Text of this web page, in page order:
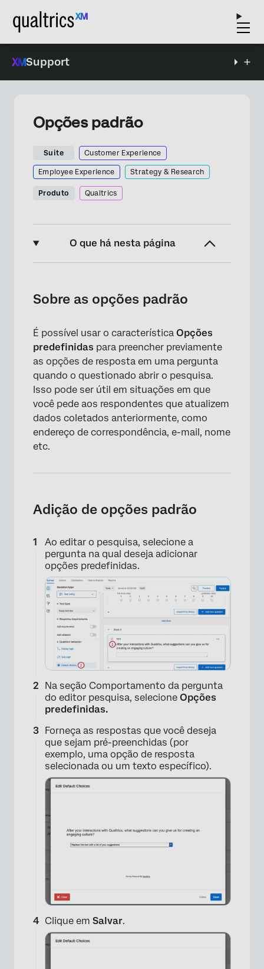
Support
Opções padrão
Suite Customer Experience
Employee Experience Strategy & Research
Produto Qualtrics
O que há nesta página
Adição de opções padrão
padrão
Opções padrão em diferentes tipos de
projeto
Perguntas frequentes
Sobre as opções padrão
É possível usar o característica Opções
predefinidas para preencher previamente
as opções de resposta em uma pergunta
quando o questionado abrir o pesquisa.
Isso pode ser útil em situações em que
você pede aos respondentes que atualizem
dados coletados anteriormente, como
endereço de correspondência, e-mail, nome
etc.
Adição de opções padrão
Ao editar o pesquisa, selecione a
pergunta na qual deseja adicionar
opções predefinidas.
×
Na seção Comportamento da pergunta
do editor pesquisa, selecione Opções
predefinidas.
Forneça as respostas que você deseja
que sejam pré-preenchidas (por
exemplo, uma opção de resposta
selecionada ou um texto específico).
Clique em Salvar.